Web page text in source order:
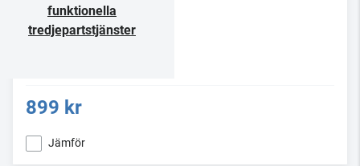
funktionella
tredjepartstjänster
899 kr
Jämför